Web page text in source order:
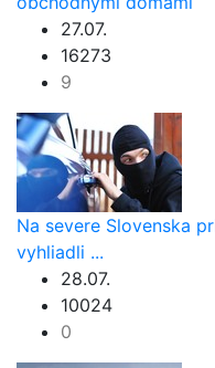
27.07.
16273
9
Na severe Slovenska
vyhliadli ...
28.07.
10024
0